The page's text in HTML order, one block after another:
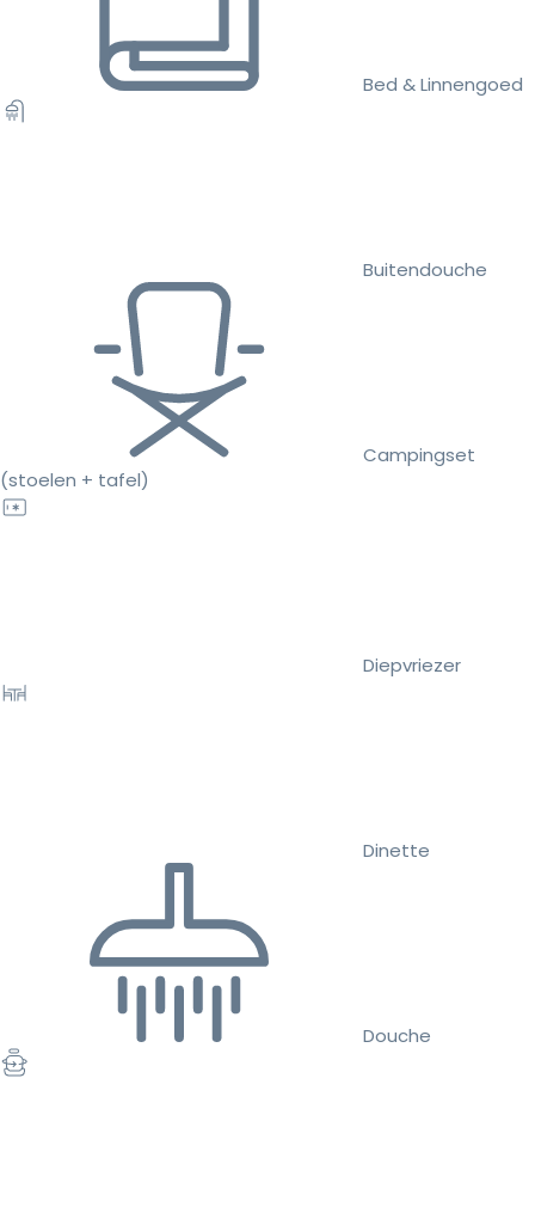
Bed & Linnengoed
Buitendouche
Campingset
(stoelen + tafel)
Diepvriezer
Dinette
Douche